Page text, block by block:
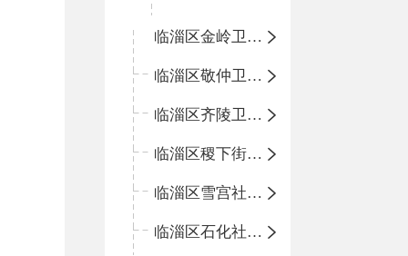
临淄区金岭卫生院
临淄区敬仲卫生院
临淄区齐陵卫生院
临淄区稷下街道淄江社区卫生服务中心
临淄区雪宫社区卫生服务中心
临淄区石化社区卫生服务中心